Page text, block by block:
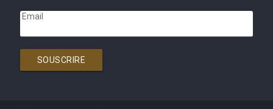
Email
SOUSCRIRE